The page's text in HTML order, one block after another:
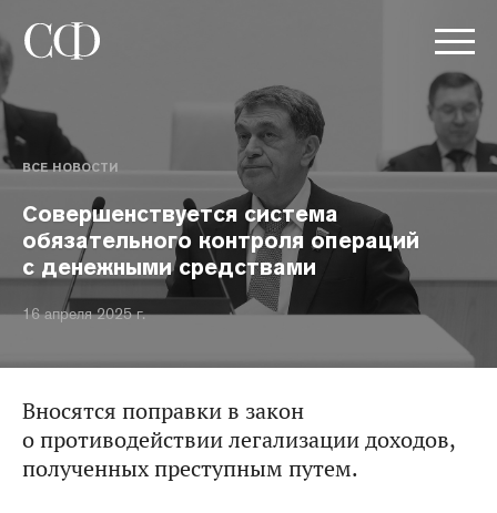
ВСЕ НОВОСТИ
Совершенствуется система
обязательного контроля операций
с денежными средствами
16 апреля 2025 г.
Вносятся поправки в закон
о противодействии легализации доходов,
полученных преступным путем.